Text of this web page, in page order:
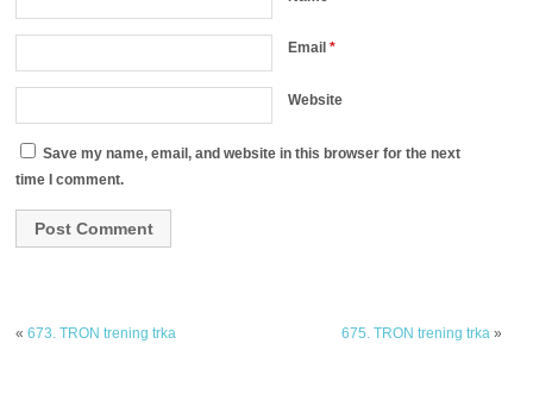
Email*
Website
Save my name, email, and website in this browser for the next
time I comment.
«673. TRON trening trka 675. TRON trening trka»